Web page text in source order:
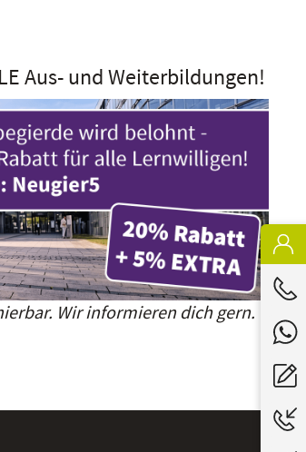
Aus- und Weiterbildungen!
Wir informieren dich gern.